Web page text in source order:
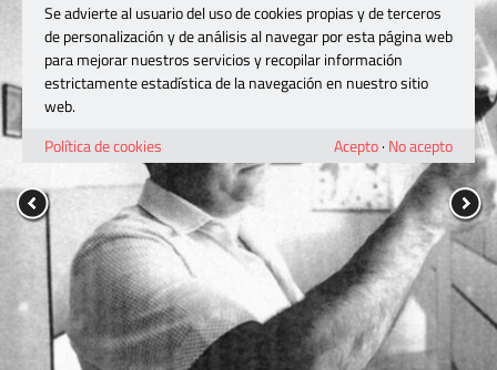
Se advierte al usuario del uso de cookies propias y de terceros
de personalización y de análisis al navegar por esta página web
para mejorar nuestros servicios y recopilar información
estrictamente estadística de la navegación en nuestro sitio
web.
Política de cookies
Acepto· No acepto